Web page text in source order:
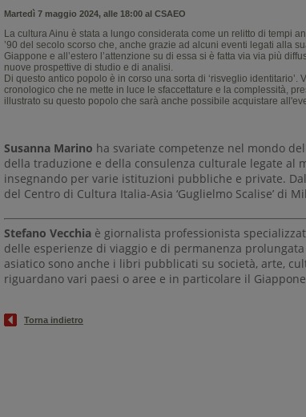
Martedì 7 maggio 2024, alle 18:00 al CSAEO
La cultura Ainu è stata a lungo considerata come un relitto di tempi
’90 del secolo scorso che, anche grazie ad alcuni eventi legati alla
Giappone e all’estero l’attenzione su di essa si è fatta via via più
nuove prospettive di studio e di analisi.
Di questo antico popolo è in corso una sorta di ‘risveglio identitario’.
cronologico che ne mette in luce le sfaccettature e la complessità,
illustrato su questo popolo che sarà anche possibile acquistare
Susanna Marino ha svariate competenze nel mondo
della traduzione e della consulenza culturale legate al
insegnando per varie istituzioni pubbliche e private.
del Centro di Cultura Italia-Asia ‘Guglielmo Scalise’ di
Stefano Vecchia è giornalista professionista
delle esperienze di viaggio e di permanenza
asiatico sono anche i libri pubblicati su società, arte,
riguardano vari paesi o aree e in particolare il
Torna indietro